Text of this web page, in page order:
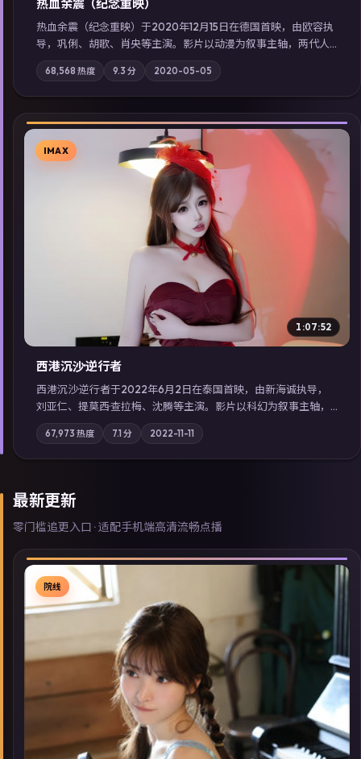
热血余震（纪念重映）
热血余震（纪念重映）于2020年12月15日在德国首映，由欧容执
导，巩俐、胡歌、肖央等主演。影片以动漫为叙事主轴，两代人
的执念在暴风雨夜正面相撞；摄影与配乐强化地域气质；站内亦
可通过「国产免费观看高清电视剧在线看」延展检索同类型高分
佳作，畅享高清在线追剧体验。
68,568 热度 9.3 分 2020-05-05
▶
IMAX
1:07:52
西港沉沙·逆行者
西港沉沙·逆行者于2022年6月2日在泰国首映，由新海诚执导，
刘亚仁、提莫西·查拉梅、沈腾等主演。影片以科幻为叙事主轴，
失踪人口档案牵出跨国灰色产业链；摄影与配乐强化地域气质；
站内亦可通过「国产免费观看高清电视剧在线看」延展检索同类
型高分佳作，畅享高清在线追剧体验。
67,973 热度 7.1分 2022-11-11
最新更新
零门槛追更入口 · 适配手机端高清流畅点播
院线